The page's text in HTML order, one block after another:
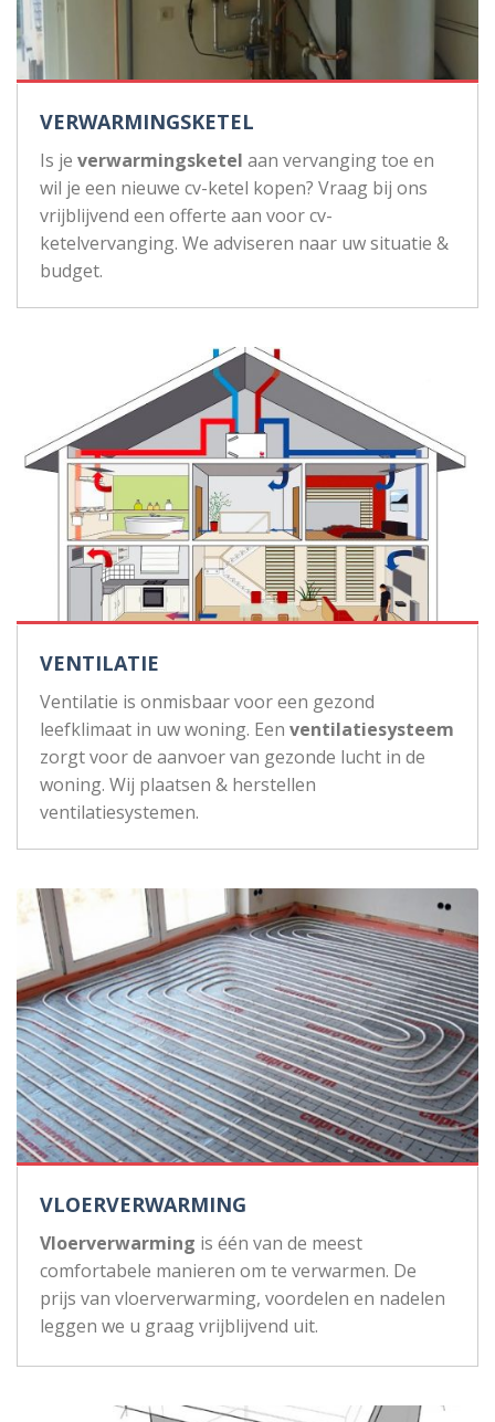
VERWARMINGSKETEL
Is je verwarmingsketel aan vervanging toe en
wil je een nieuwe cv-ketel kopen? Vraag bij ons
vrijblijvend een offerte aan voor cv-
ketelvervanging. We adviseren naar uw situatie &
budget.
VENTILATIE
Ventilatie is onmisbaar voor een gezond
leefklimaat in uw woning. Een ventilatiesysteem
zorgt voor de aanvoer van gezonde lucht in de
woning. Wij plaatsen & herstellen
ventilatiesystemen.
VLOERVERWARMING
Vloerverwarming is één van de meest
comfortabele manieren om te verwarmen. De
prijs van vloerverwarming, voordelen en nadelen
leggen we u graag vrijblijvend uit.